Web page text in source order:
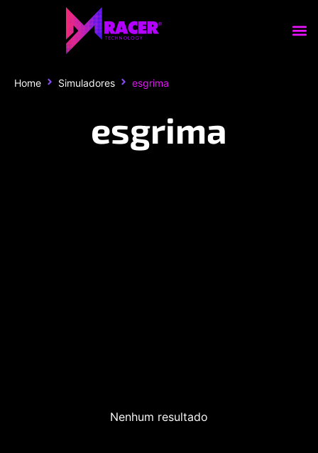
Home Simuladores esgrima
esgrima
Nenhum resultado